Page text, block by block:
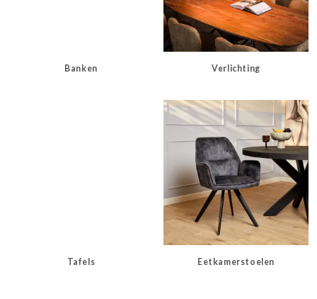
Banken Verlichting
Tafels Eetkamerstoelen